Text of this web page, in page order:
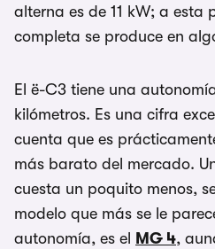
alterna es de 11 kW; a esta
completa se produce en
El ë-C3 tiene una
kilómetros. Es una cifra
cuenta que es
más barato del mercado.
cuesta un poquito menos,
modelo que más se le
autonomía, es el
MG 4,